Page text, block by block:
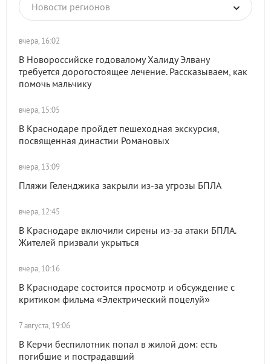
Новости регионов
вчера, 16:02
В Новороссийске годовалому Халиду Элвану
требуется дорогостоящее лечение. Рассказываем, как
помочь мальчику
вчера, 15:05
В Краснодаре пройдет пешеходная экскурсия,
посвященная династии Романовых
вчера, 13:09
Пляжи Геленджика закрыли из-за угрозы БПЛА
вчера, 12:45
В Краснодаре включили сирены из-за атаки БПЛА.
Жителей призвали укрыться
вчера, 10:16
В Краснодаре состоится просмотр и обсуждение с
критиком фильма «Электрический поцелуй»
7 августа, 19:06
В Керчи беспилотник попал в жилой дом: есть
погибшие и пострадавший